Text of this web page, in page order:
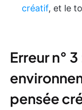
créatif, et le
Erreur n°
pensée